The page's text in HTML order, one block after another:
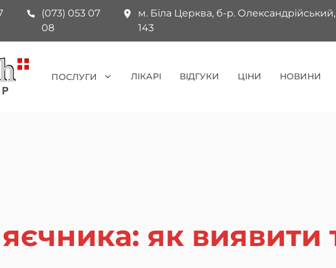
(073) 053 07
08
м. Біла Церква, б-р. Олександрійський,
143
ПОСЛУГИ ЛІКАРІ ВІДГУКИ ЦІНИ НОВИНИ
яєчника: як виявити